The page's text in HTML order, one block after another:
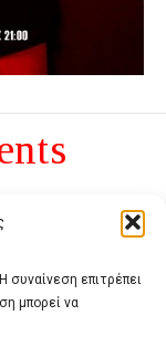
συναίνεση επιτρέπει
μπορεί να
το αντίθετο της